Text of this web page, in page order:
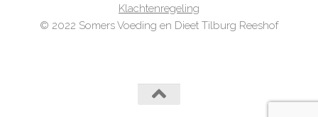
Klachtenregeling
© 2022 Somers Voeding en Dieet Tilburg Reeshof